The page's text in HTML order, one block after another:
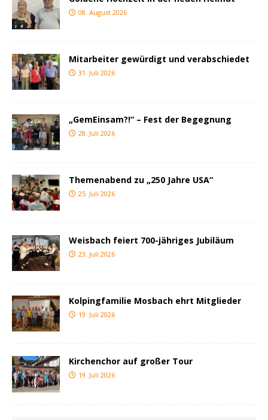
08. August 2026
Mitarbeiter gewürdigt und verabschiedet
31. Juli 2026
„GemEinsam?!“ – Fest der Begegnung
28. Juli 2026
Themenabend zu „250 Jahre USA“
25. Juli 2026
Weisbach feiert 700-jähriges Jubiläum
23. Juli 2026
Kolpingfamilie Mosbach ehrt Mitglieder
19. Juli 2026
Kirchenchor auf großer Tour
19. Juli 2026